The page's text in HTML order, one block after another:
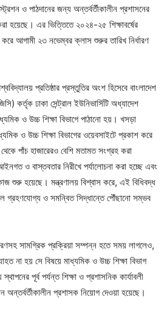
ও পাঠদানের জন্য অন্তর্বর্তীকালীন প্রশাসনের
হয়েছে। এর ভিত্তিতে ২০২৪-২৫ শিক্ষাবর্ষের
করে আগামী ২৩ নভেম্বর ক্লাস শুরুর তারিখ নির্ধারণ
প্রতিষ্ঠার প্রস্তুতির অংশ হিসেবে বাংলাদেশ
কর্তৃক ঢাকা সেন্ট্রাল ইউনিভার্সিটি অধ্যাদেশ
ও উচ্চ শিক্ষা বিভাগে পাঠানো হয়। খসড়া
ও উচ্চ শিক্ষা বিভাগের ওয়েবসাইটে প্রকাশ করে
পাঁচ হাজারেরও বেশি মতামত সংগ্রহ করা
ও বাস্তবতার নিরীখে পর্যালোচনা করা হচ্ছে এবং
শুরু হয়েছে। মন্ত্রণালয় বিশ্বাস করে, এই বিধিবদ্ধ
গ্রহণযোগ্য ও সমন্বিত সিদ্ধান্তে পৌঁছানো সম্ভব
সামগ্রিক প্রক্রিয়া সম্পন্ন হতে সময় লাগলেও,
না হয় সে বিষয়ে মাধ্যমিক ও উচ্চ শিক্ষা বিভাগ
পূর্ব পর্যন্ত শিক্ষা ও প্রশাসনিক কার্যাবলী
প্রশাসক নিয়োগ দেওয়া হয়েছে।